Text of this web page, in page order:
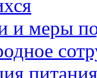
и меры